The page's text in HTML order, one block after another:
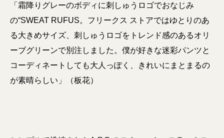
「霜降りグレーのボディに刺しゅうロゴでおなじみ
の“SWEAT RUFUS。フリークス ストアではゆとりのあ
る大きめサイズ、刺しゅうロゴをトレンド感のあるオリ
ーブグリーンで別注しました。僕が好きな迷彩パンツと
コーディネートしても大人っぽく、きれいにまとまるの
が素晴らしい」（板花）